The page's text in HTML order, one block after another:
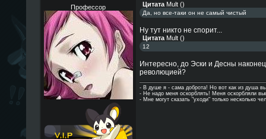
Профессор Цитата Mult()
Да, но все-таки он не самый чистый
Ну тут никто не спорит...
Цитата Mult()
12
Интересно, до Эски и Десны
революцией?
- В душе я - сама доброта! Но вот как из душа
- Hе надо меня оскорблять! Меня оскорбляли
- Мне могут сказать "уходи" только несколько